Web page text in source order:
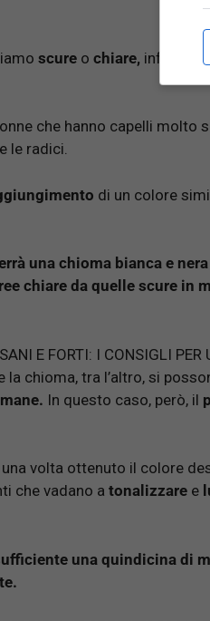
scure o chiare, infatti, si
che hanno capelli molto
le radici.
di un colore
una chioma bianca e
chiare da quelle scure in
E FORTI: I CONSIGLI PER
la chioma, tra l’altro, si
In questo caso, però, il
volta ottenuto il colore
che vadano a tonalizzare e
una quindicina di